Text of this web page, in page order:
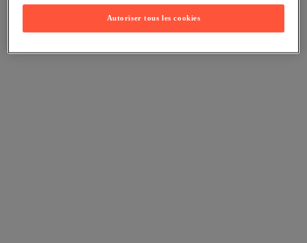
Autoriser tous les cookies